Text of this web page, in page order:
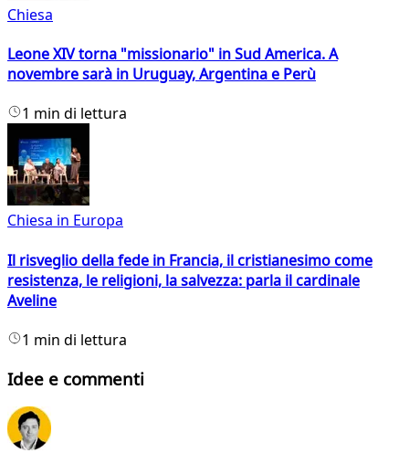
Chiesa
Leone XIV torna "missionario" in Sud America. A
novembre sarà in Uruguay, Argentina e Perù
1 min di lettura
Chiesa in Europa
Il risveglio della fede in Francia, il cristianesimo come
resistenza, le religioni, la salvezza: parla il cardinale
Aveline
1 min di lettura
Idee e commenti